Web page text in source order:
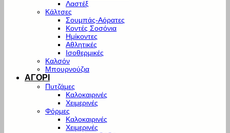
Λαστέξ
Κάλτσες
Σουμπάς-Αόρατες
Κοντές Σοσόνια
Ημίκοντες
Αθλητικές
Ισοθερμικές
Καλσόν
Μπουρνούζια
ΑΓΟΡΙ
Πυτζάμες
Καλοκαιρινές
Χειμερινές
Φόρμες
Καλοκαιρινές
Χειμερινές